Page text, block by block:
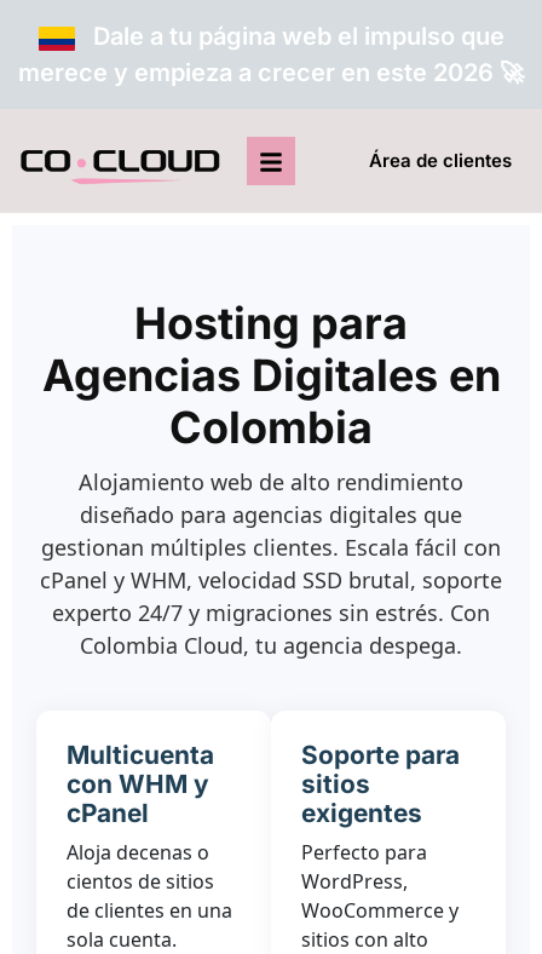
Dale a tu página web el impulso que
merece y empieza a crecer en este 2026 🚀
Área de clientes
Hosting para
Agencias Digitales en
Colombia
Alojamiento web de alto rendimiento
diseñado para agencias digitales que
gestionan múltiples clientes. Escala fácil con
cPanel y WHM, velocidad SSD brutal, soporte
experto 24/7 y migraciones sin estrés. Con
Colombia Cloud, tu agencia despega.
Multicuenta
con WHM y
cPanel
Aloja decenas o
cientos de sitios
de clientes en una
sola cuenta.
Soporte para
sitios
exigentes
Perfecto para
WordPress,
WooCommerce y
sitios con alto